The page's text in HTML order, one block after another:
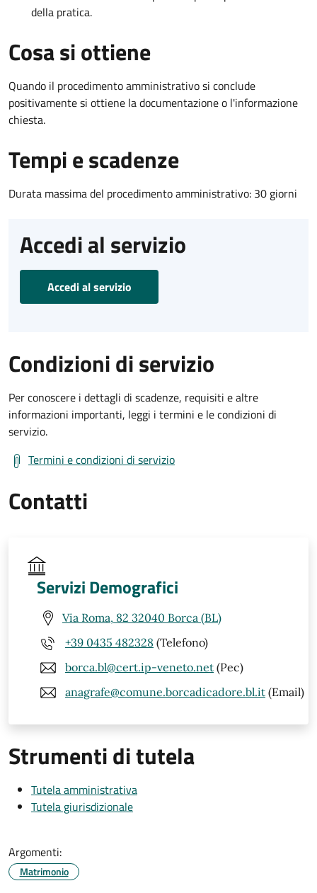
della pratica.
Cosa si ottiene
Quando il procedimento amministrativo si conclude
positivamente si ottiene la documentazione o l'informazione
chiesta.
Tempi e scadenze
Durata massima del procedimento amministrativo: 30 giorni
Accedi al servizio
Accedi al servizio
Condizioni di servizio
Per conoscere i dettagli di scadenze, requisiti e altre
informazioni importanti, leggi i termini e le condizioni di
servizio.
Termini e condizioni di servizio
Contatti
Servizi Demografici
Via Roma, 82 32040 Borca (BL)
+39 0435 482328 (Telefono)
borca.bl@cert.ip-veneto.net (Pec)
anagrafe@comune.borcadicadore.bl.it (Email)
Strumenti di tutela
Tutela amministrativa
Tutela giurisdizionale
Argomenti:
Matrimonio